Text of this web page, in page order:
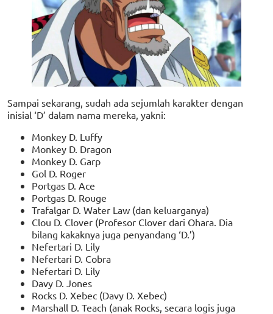
Sampai sekarang, sudah ada sejumlah karakter dengan
inisial ‘D’ dalam nama mereka, yakni:
Monkey D. Luffy
Monkey D. Dragon
Monkey D. Garp
Gol D. Roger
Portgas D. Ace
Portgas D. Rouge
Trafalgar D. Water Law (dan keluarganya)
Clou D. Clover (Profesor Clover dari Ohara. Dia
bilang kakaknya juga penyandang ‘D.’)
Nefertari D. Lily
Nefertari D. Cobra
Nefertari D. Lily
Davy D. Jones
Rocks D. Xebec (Davy D. Xebec)
Marshall D. Teach (anak Rocks, secara logis juga